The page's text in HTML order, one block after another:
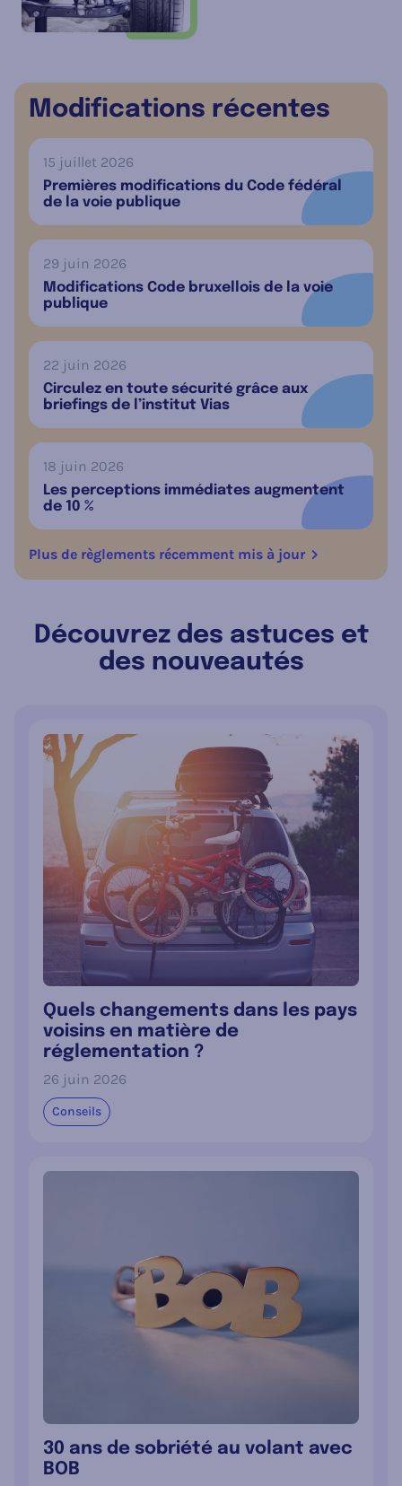
Modifications récentes
15 juillet 2026
Premières modifications du Code fédéral
de la voie publique
29 juin 2026
Modifications Code bruxellois de la voie
publique
22 juin 2026
Circulez en toute sécurité grâce aux
briefings de l’institut Vias
18 juin 2026
Les perceptions immédiates augmentent
de 10 %
Plus de règlements récemment mis à jour
Découvrez des astuces et
des nouveautés
Quels changements dans les pays
voisins en matière de
réglementation ?
26 juin 2026
Conseils
30 ans de sobriété au volant avec
BOB